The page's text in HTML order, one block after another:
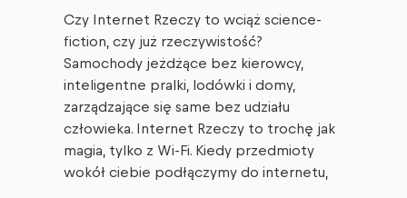
Czy Internet Rzeczy to wciąż science-
fiction, czy już rzeczywistość?
Samochody jeżdżące bez kierowcy,
inteligentne pralki, lodówki i domy,
zarządzające się same bez udziału
człowieka. Internet Rzeczy to trochę jak
magia, tylko z Wi-Fi. Kiedy przedmioty
wokół ciebie podłączymy do internetu,